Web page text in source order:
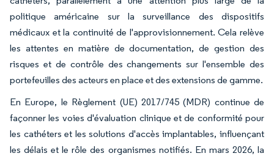
politique américaine sur la surveillance des dispositifs
médicaux et la continuité de l'approvisionnement. Cela relève
les attentes en matière de documentation, de gestion des
risques et de contrôle des changements sur l'ensemble des
portefeuilles des acteurs en place et des extensions de gamme.
En Europe, le Règlement (UE) 2017/745 (MDR) continue de
façonner les voies d'évaluation clinique et de conformité pour
les cathéters et les solutions d'accès implantables, influençant
les délais et le rôle des organismes notifiés. En mars 2026, la